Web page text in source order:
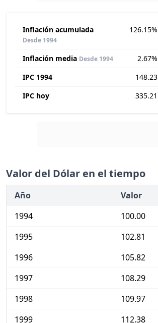
Inflación acumulada
Desde 1994
126.15%
Inflación media Desde 1994
2.67%
IPC 1994
148.23
IPC hoy
335.21
Valor del Dólar en el tiempo
Año
Valor
1994
100.00
1995
102.81
1996
105.82
1997
108.29
1998
109.97
1999
112.38